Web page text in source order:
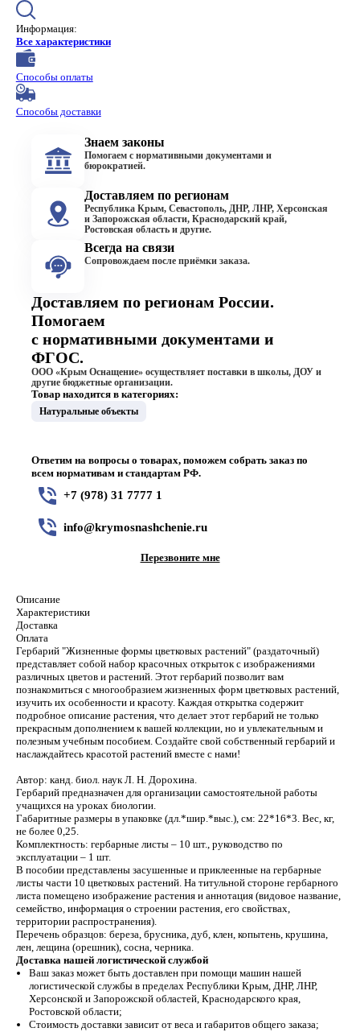
Информация:
Все характеристики
Способы оплаты
Способы доставки
Знаем законы
Помогаем с нормативными документами и
бюрократией.
Доставляем по регионам
Республика Крым, Севастополь, ДНР, ЛНР, Херсонская
и Запорожская области, Краснодарский край,
Ростовская область и другие.
Всегда на связи
Сопровождаем после приёмки заказа.
Доставляем по регионам России.
Помогаем
с нормативными документами и
ФГОС.
ООО «Крым Оснащение» осуществляет поставки в школы, ДОУ и
другие бюджетные организации.
Товар находится в категориях:
Натуральные объекты
Ответим на вопросы о товарах, поможем собрать заказ по
всем нормативам и стандартам РФ.
+7 (978) 31 7777 1
info@krymosnashchenie.ru
Перезвоните мне
Описание
Характеристики
Доставка
Оплата
Гербарий "Жизненные формы цветковых растений" (раздаточный)
представляет собой набор красочных открыток с изображениями
различных цветов и растений. Этот гербарий позволит вам
познакомиться с многообразием жизненных форм цветковых растений,
изучить их особенности и красоту. Каждая открытка содержит
подробное описание растения, что делает этот гербарий не только
прекрасным дополнением к вашей коллекции, но и увлекательным и
полезным учебным пособием. Создайте свой собственный гербарий и
наслаждайтесь красотой растений вместе с нами!
Автор: канд. биол. наук Л. Н. Дорохина.
Гербарий предназначен для организации самостоятельной работы
учащихся на уроках биологии.
Габаритные размеры в упаковке (дл.*шир.*выс.), см: 22*16*3. Вес, кг,
не более 0,25.
Комплектность: гербарные листы – 10 шт., руководство по
эксплуатации – 1 шт.
В пособии представлены засушенные и приклеенные на гербарные
листы части 10 цветковых растений. На титульной стороне гербарного
листа помещено изображение растения и аннотация (видовое название,
семейство, информация о строении растения, его свойствах,
территории распространения).
Перечень образцов: береза, брусника, дуб, клен, копытень, крушина,
лен, лещина (орешник), сосна, черника.
Доставка нашей логистической службой
Ваш заказ может быть доставлен при помощи машин нашей
логистической службы в пределах Республики Крым, ДНР, ЛНР,
Херсонской и Запорожской областей, Краснодарского края,
Ростовской области;
Стоимость доставки зависит от веса и габаритов общего заказа;